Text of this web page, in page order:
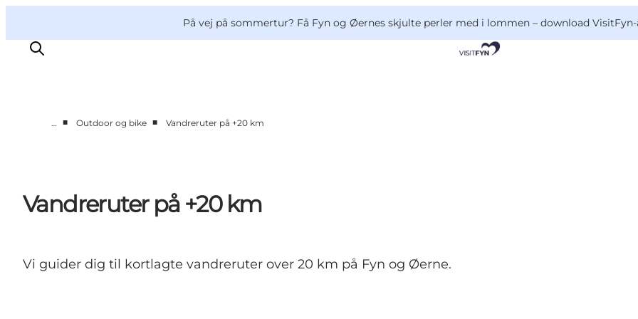
På vej på sommertur? Få Fyn og Øernes skjulte perler med i lommen – download
Mad og drikke
Overnatning
… ■ Outdoor og bike ■ Vandreruter på +20 km
Vandreruter på +20 km
Vi guider dig til kortlagte vandreruter over 20 km på Fyn og Øerne.